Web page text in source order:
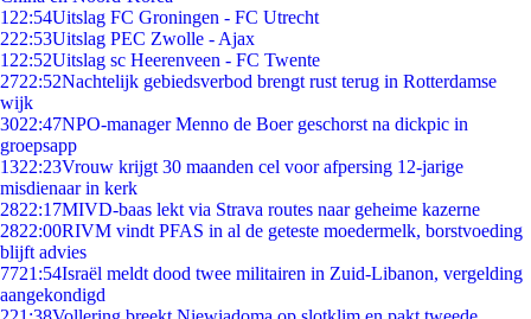
1 22:54Uitslag FC Groningen - FC Utrecht
222:53Uitslag PEC Zwolle - Ajax
1 22:52Uitslag sc Heerenveen - FC Twente
2722:52Nachtelijk gebiedsverbod brengt rust terug in Rotterdamse
wijk
3022:47NPO-manager Menno de Boer geschorst na dickpic in
groepsapp
1322:23Vrouw krijgt 30 maanden cel voor afpersing 12-jarige
misdienaar in kerk
2822:17MIVD-baas lekt via Strava routes naar geheime kazerne
2822:00RIVM vindt PFAS in al de geteste moedermelk, borstvoeding
blijft advies
7721:54Israël meldt dood twee militairen in Zuid-Libanon, vergelding
aangekondigd